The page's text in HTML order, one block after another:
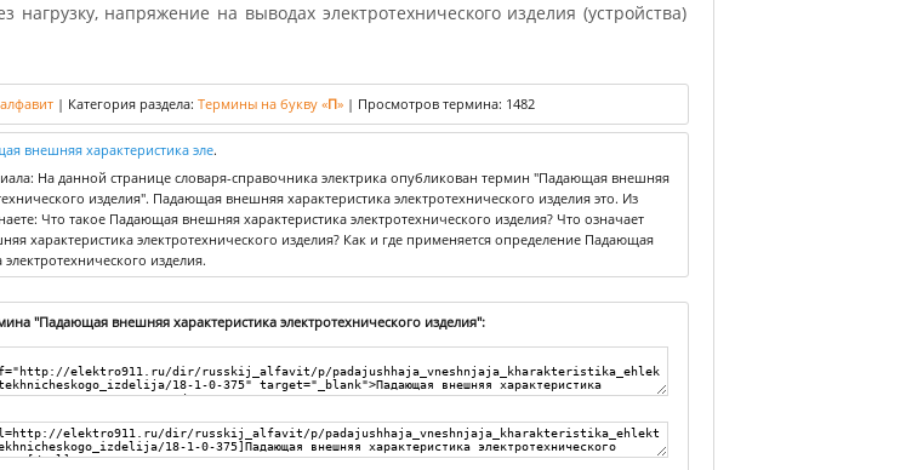
нагрузку, напряжение на выводах электротехнического изделия (устройства)
| Категория раздела: Термины на букву «П» | Просмотров термина: 1482
внешняя характеристика эле.
На данной странице словаря-справочника электрика опубликован термин "Падающая внешняя
изделия". Падающая внешняя характеристика электротехнического изделия это. Из
Что такое Падающая внешняя характеристика электротехнического изделия? Что означает
характеристика электротехнического изделия? Как и где применяется определение Падающая
изделия.
"Падающая внешняя характеристика электротехнического изделия":